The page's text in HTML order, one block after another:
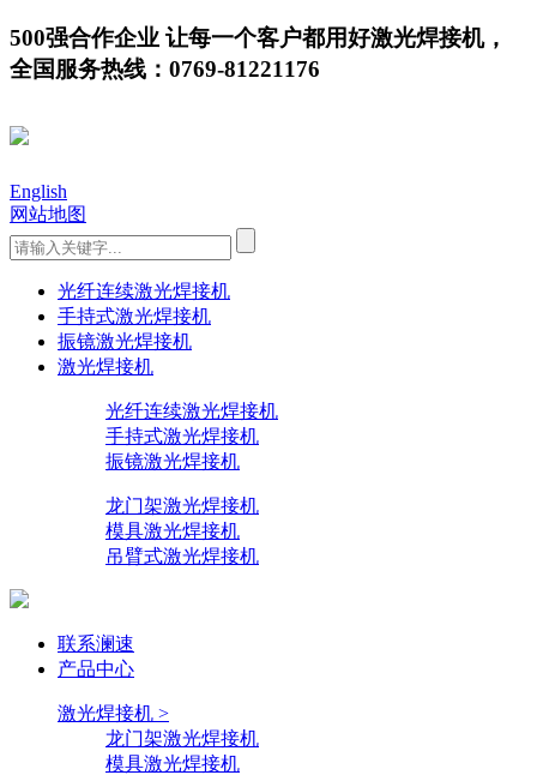
500强合作企业 让每一个客户都用好激光焊接机，
全国服务热线：0769-81221176
English
网站地图
光纤连续激光焊接机
手持式激光焊接机
振镜激光焊接机
激光焊接机
光纤连续激光焊接机
手持式激光焊接机
振镜激光焊接机
龙门架激光焊接机
模具激光焊接机
吊臂式激光焊接机
联系澜速
产品中心
激光焊接机 >
龙门架激光焊接机
模具激光焊接机